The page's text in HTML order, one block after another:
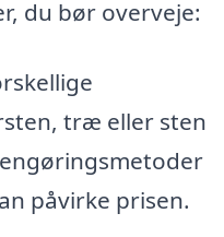
du bør overveje:
træ eller sten
påvirke prisen.